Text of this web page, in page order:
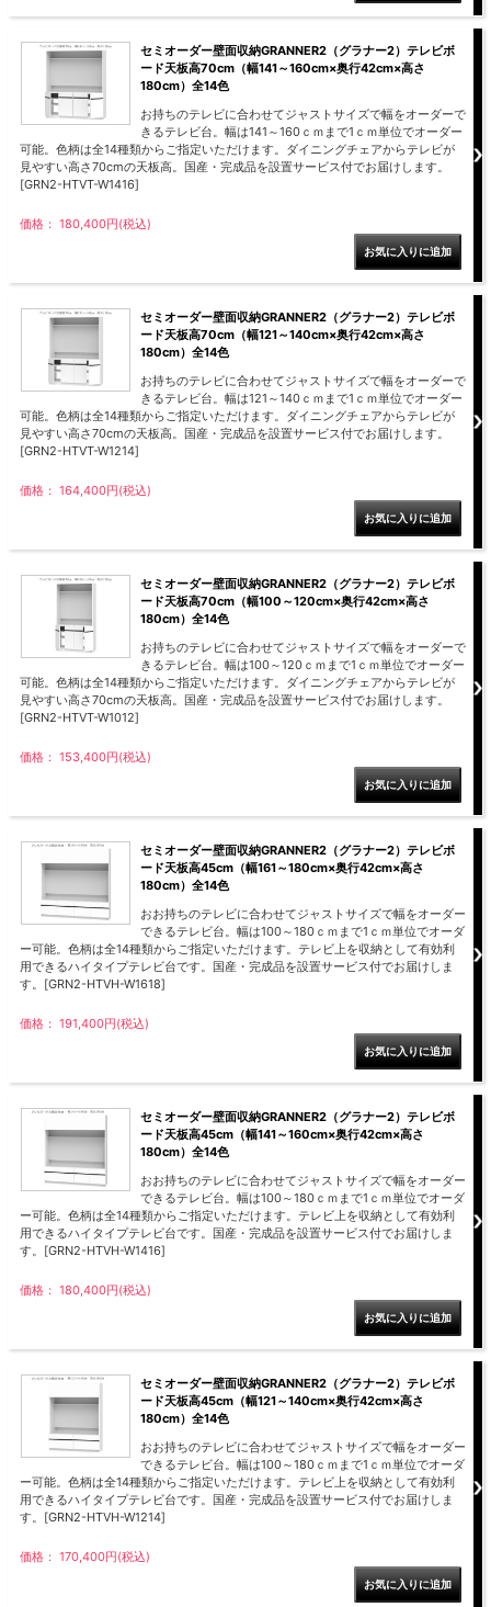
セミオーダー壁面収納GRANNER2（グラナー2）テレビボ
ード天板高70cm（幅141～160cm×奥行42cm×高さ
180cm）全14色
お持ちのテレビに合わせてジャストサイズで幅をオーダーで
きるテレビ台。幅は141～160ｃｍまで1ｃｍ単位でオーダー
可能。色柄は全14種類からご指定いただけます。ダイニングチェアからテレビが
見やすい高さ70cmの天板高。国産・完成品を設置サービス付でお届けします。
[GRN2-HTVT-W1416]
価格： 180,400円(税込)
セミオーダー壁面収納GRANNER2（グラナー2）テレビボ
ード天板高70cm（幅121～140cm×奥行42cm×高さ
180cm）全14色
お持ちのテレビに合わせてジャストサイズで幅をオーダーで
きるテレビ台。幅は121～140ｃｍまで1ｃｍ単位でオーダー
可能。色柄は全14種類からご指定いただけます。ダイニングチェアからテレビが
見やすい高さ70cmの天板高。国産・完成品を設置サービス付でお届けします。
[GRN2-HTVT-W1214]
価格： 164,400円(税込)
セミオーダー壁面収納GRANNER2（グラナー2）テレビボ
ード天板高70cm（幅100～120cm×奥行42cm×高さ
180cm）全14色
お持ちのテレビに合わせてジャストサイズで幅をオーダーで
きるテレビ台。幅は100～120ｃｍまで1ｃｍ単位でオーダー
可能。色柄は全14種類からご指定いただけます。ダイニングチェアからテレビが
見やすい高さ70cmの天板高。国産・完成品を設置サービス付でお届けします。
[GRN2-HTVT-W1012]
価格： 153,400円(税込)
セミオーダー壁面収納GRANNER2（グラナー2）テレビボ
ード天板高45cm（幅161～180cm×奥行42cm×高さ
180cm）全14色
おお持ちのテレビに合わせてジャストサイズで幅をオーダー
できるテレビ台。幅は100～180ｃｍまで1ｃｍ単位でオーダ
ー可能。色柄は全14種類からご指定いただけます。テレビ上を収納として有効利
用できるハイタイプテレビ台です。国産・完成品を設置サービス付でお届けしま
す。[GRN2-HTVH-W1618]
価格： 191,400円(税込)
セミオーダー壁面収納GRANNER2（グラナー2）テレビボ
ード天板高45cm（幅141～160cm×奥行42cm×高さ
180cm）全14色
おお持ちのテレビに合わせてジャストサイズで幅をオーダー
できるテレビ台。幅は100～180ｃｍまで1ｃｍ単位でオーダ
ー可能。色柄は全14種類からご指定いただけます。テレビ上を収納として有効利
用できるハイタイプテレビ台です。国産・完成品を設置サービス付でお届けしま
す。[GRN2-HTVH-W1416]
価格： 180,400円(税込)
セミオーダー壁面収納GRANNER2（グラナー2）テレビボ
ード天板高45cm（幅121～140cm×奥行42cm×高さ
180cm）全14色
おお持ちのテレビに合わせてジャストサイズで幅をオーダー
できるテレビ台。幅は100～180ｃｍまで1ｃｍ単位でオーダ
ー可能。色柄は全14種類からご指定いただけます。テレビ上を収納として有効利
用できるハイタイプテレビ台です。国産・完成品を設置サービス付でお届けしま
す。[GRN2-HTVH-W1214]
価格： 170,400円(税込)